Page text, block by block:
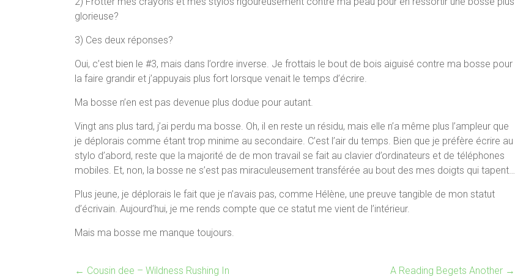
glorieuse?
3) Ces deux réponses?
Oui, c’est bien le #3, mais dans l’ordre inverse. Je frottais le bout de bois aiguisé contre ma bosse pour
la faire grandir et j’appuyais plus fort lorsque venait le temps d’écrire.
Ma bosse n’en est pas devenue plus dodue pour autant.
Vingt ans plus tard, j’ai perdu ma bosse. Oh, il en reste un résidu, mais elle n’a même plus l’ampleur que
je déplorais comme étant trop minime au secondaire. C’est l’air du temps. Bien que je préfère écrire au
stylo d’abord, reste que la majorité de de mon travail se fait au clavier d’ordinateurs et de téléphones
mobiles. Et, non, la bosse ne s’est pas miraculeusement transférée au bout des mes doigts qui tapent…
Plus jeune, je déplorais le fait que je n’avais pas, comme Hélène, une preuve tangible de mon statut
d’écrivain. Aujourd’hui, je me rends compte que ce statut me vient de l’intérieur.
Mais ma bosse me manque toujours.
← Cousin dee – Wildness Rushing In A Reading Begets Another →